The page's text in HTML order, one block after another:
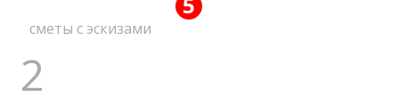
сметы с эскизами
2